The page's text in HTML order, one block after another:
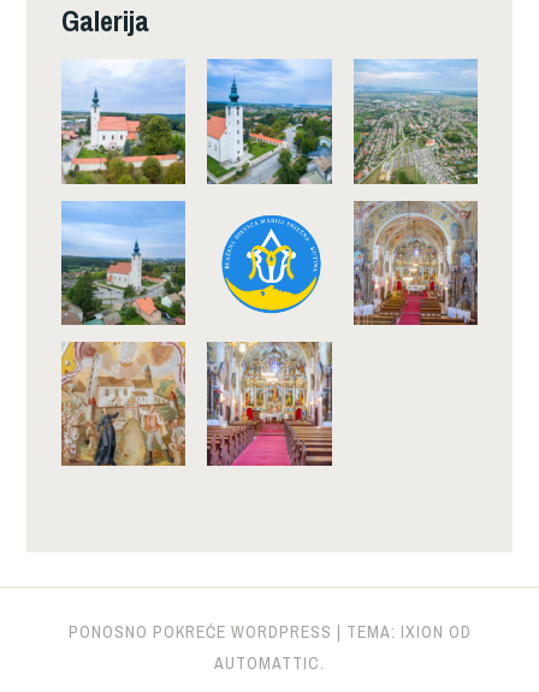
Galerija
PONOSNO POKREĆE WORDPRESS | TEMA: IXION OD
AUTOMATTIC.